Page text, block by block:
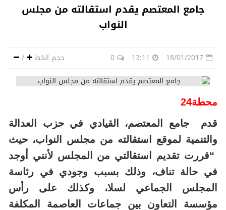
جامع المعتصم يقدم استقالته من مجلس
النواب
حجم الخط / 18/01/2017
13:11
0
محطة24
قدم جامع المعتصم، القيادي في حزب العدالة
والتنمية لموقع استقالته من مجلس النواب، حيث
“قررت تقديم استقالتي من المجلس لأنني أوجد
في حالة تناف، وذلك بسبب وجودي في رئاسة
المجلس الجماعي لسلا، وكذلك على رأس
مؤسسة التعاون بين جماعات العاصمة المكلفة